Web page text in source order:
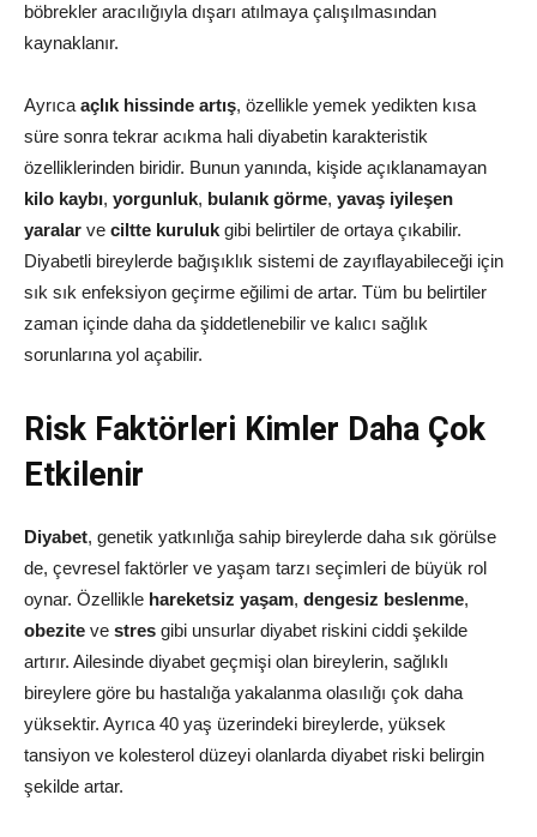
böbrekler aracılığıyla dışarı atılmaya çalışılmasından
kaynaklanır.
Ayrıcaaçlık hissinde artış, özellikle yemek yedikten kısa
süre sonra tekrar acıkma hali diyabetin karakteristik
özelliklerinden biridir. Bunun yanında, kişide açıklanamayan
kilo kaybı, yorgunluk, bulanık görme, yavaş iyileşen
yaralar ve ciltte kuruluk gibi belirtiler de ortaya çıkabilir.
Diyabetli bireylerde bağışıklık sistemi de zayıflayabileceği için
sık sık enfeksiyon geçirme eğilimi de artar. Tüm bu belirtiler
zaman içinde daha da şiddetlenebilir ve kalıcı sağlık
sorunlarına yol açabilir.
Risk Faktörleri Kimler Daha Çok
Etkilenir
Diyabet, genetik yatkınlığa sahip bireylerde daha sık görülse
de, çevresel faktörler ve yaşam tarzı seçimleri de büyük rol
oynar. Özellikle hareketsiz yaşam, dengesiz beslenme,
obezite ve stres gibi unsurlar diyabet riskini ciddi şekilde
artırır. Ailesinde diyabet geçmişi olan bireylerin, sağlıklı
bireylere göre bu hastalığa yakalanma olasılığı çok daha
yüksektir. Ayrıca 40 yaş üzerindeki bireylerde, yüksek
tansiyon ve kolesterol düzeyi olanlarda diyabet riski belirgin
şekilde artar.